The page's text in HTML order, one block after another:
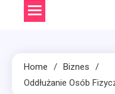
Home
Biznes
Oddłużanie Osób